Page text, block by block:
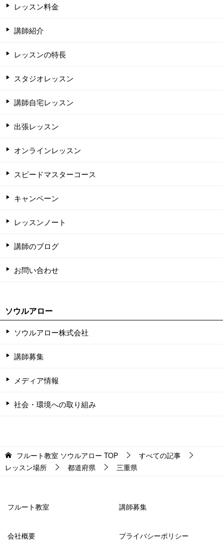
レッスン料金
講師紹介
レッスンの特長
スタジオレッスン
講師自宅レッスン
出張レッスン
オンラインレッスン
スピードマスターコース
キャンペーン
レッスンノート
講師のブログ
お問い合わせ
ソウルアロー
ソウルアロー株式会社
講師募集
メディア情報
社会・環境への取り組み
フルート教室 ソウルアロー TOP
すべての記事
レッスン場所
都道府県 三重県
フルート教室 講師募集
会社概要 プライバシーポリシー